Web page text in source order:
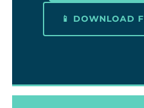
📱 DOWNLOAD